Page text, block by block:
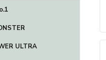
ULTRA